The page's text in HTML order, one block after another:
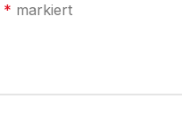
* markiert